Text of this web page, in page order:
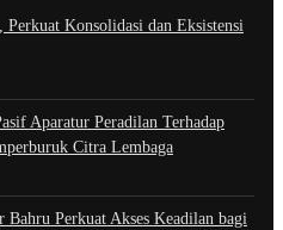
Konsolidasi dan Eksistensi
Aparatur Peradilan Terhadap
Citra Lembaga
Perkuat Akses Keadilan bagi